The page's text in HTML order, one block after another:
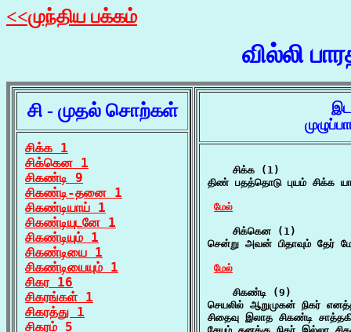
<<முந்திய பக்கம்
வில்லி
சி - முதல் சொற்கள்
சிக்க 1
சிக்கென 1
சிகண்டி 9
சிகண்டி-தனை 1
சிகண்டியாய் 1
சிகண்டியுடனே 1
சிகண்டியும் 1
சிகண்டியை 1
சிகண்டியையும் 1
சிகர 16
சிகரங்கள் 1
சிகரத்து 1
சிகரம் 5
    சிக்க (1)
திண் பதத்தொடு புயம் சிக்க
மேல்
    சிக்கென (1)
சென்று அவன் பிதாவும் தேர்
மேல்
    சிகண்டி (9)
செயலில் ஆறுமுகன் நிகர்
சிதைவு இலாத சிகண்டி